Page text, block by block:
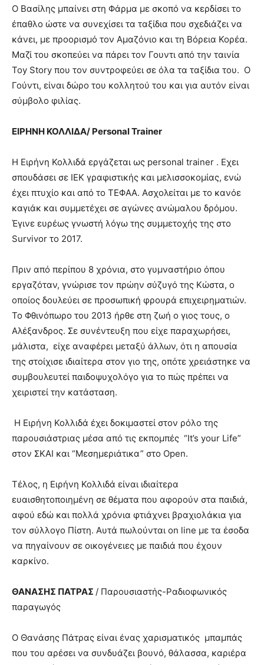
Ο Βασίλης μπαίνει στη Φάρμα με σκοπό να κερδίσει το
έπαθλο ώστε να συνεχίσει τα ταξίδια που σχεδιάζει να
κάνει, με προορισμό τον Αμαζόνιο και τη Βόρεια Κορέα.
Μαζί του σκοπεύει να πάρει τον Γουντι από την ταινία
Toy Story που τον συντροφεύει σε όλα τα ταξίδια του. Ο
Γούντι, είναι δώρο του κολλητού του και για αυτόν είναι
σύμβολο φιλίας.
ΕΙΡΗΝΗ ΚΟΛΛΙΔΑ/ Personal Trainer
Η Ειρήνη Κολλιδά εργάζεται ως personal trainer . Εχει
σπουδάσει σε ΙΕΚ γραφιστικής και μελισσοκομίας, ενώ
έχει πτυχίο και από το ΤΕΦΑΑ. Ασχολείται με το κανόε
καγιάκ και συμμετέχει σε αγώνες ανώμαλου δρόμου.
Έγινε ευρέως γνωστή λόγω της συμμετοχής της στο
Survivor το 2017.
Πριν από περίπου 8 χρόνια, στο γυμναστήριο όπου
εργαζόταν, γνώρισε τον πρώην σύζυγό της Κώστα, ο
οποίος δουλεύει σε προσωπική φρουρά επιχειρηματιών.
Το Φθινόπωρο του 2013 ήρθε στη ζωή ο γιος τους, ο
Αλέξανδρος. Σε συνέντευξη που είχε παραχωρήσει,
μάλιστα, είχε αναφέρει μεταξύ άλλων, ότι η απουσία
της στοίχισε ιδιαίτερα στον γιο της, οπότε χρειάστηκε να
συμβουλευτεί παιδοψυχολόγο για το πώς πρέπει να
χειριστεί την κατάσταση.
Η Ειρήνη Κολλιδά έχει δοκιμαστεί στον ρόλο της
παρουσιάστριας μέσα από τις εκπομπές “It’s your Life”
στον ΣΚΑΙ και “Μεσημεριάτικα” στο Open.
Τέλος, η Ειρήνη Κολλιδά είναι ιδιαίτερα
ευαισθητοποιημένη σε θέματα που αφορούν στα παιδιά,
αφού εδώ και πολλά χρόνια φτιάχνει βραχιολάκια για
τον σύλλογο Πίστη. Αυτά πωλούνται on line με τα έσοδα
να πηγαίνουν σε οικογένειες με παιδιά που έχουν
καρκίνο.
ΘΑΝΑΣΗΣ ΠΑΤΡΑΣ / Παρουσιαστής-Ραδιοφωνικός
παραγωγός
Ο Θανάσης Πάτρας είναι ένας χαρισματικός μπαμπάς
που του αρέσει να συνδυάζει βουνό, θάλασσα, καριέρα